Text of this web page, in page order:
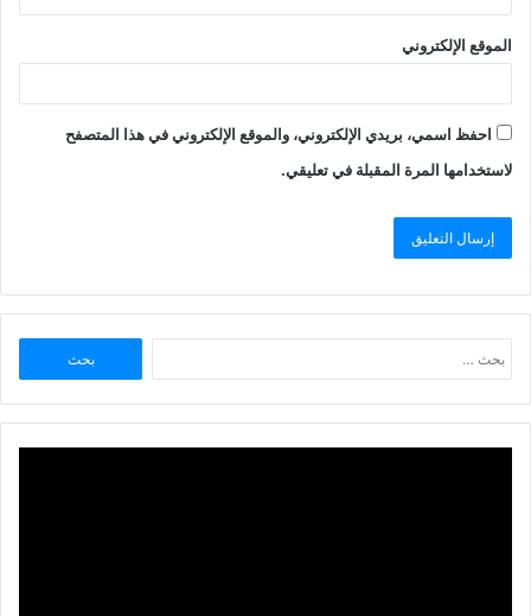
الموقع الإلكتروني
احفظ اسمي، بريدي الإلكتروني، والموقع الإلكتروني في هذا المتصفح
لاستخدامها المرة المقبلة في تعليقي.
عن: